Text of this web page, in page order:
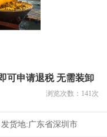
可申请退税 无需装卸
浏览次数： 141次
发货地:广东省深圳市